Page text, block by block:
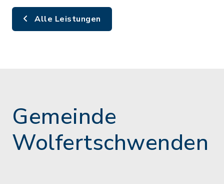
Alle Leistungen
Gemeinde
Wolfertschwenden